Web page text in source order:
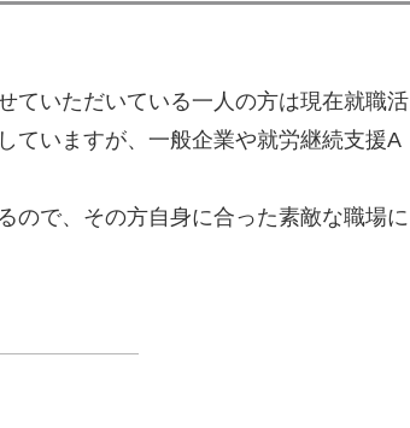
ていただいている一人の方は現在就職活
ていますが、一般企業や就労継続支援A
ので、その方自身に合った素敵な職場に